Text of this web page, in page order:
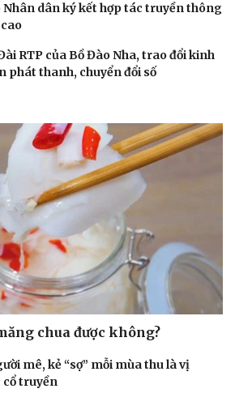
Nhân dân ký kết hợp tác truyền thông
RTP của Bồ Đào Nha, trao đổi kinh
phát thanh, chuyển đổi số
chua được không?
mê, kẻ “sợ” mỗi mùa thu là vị
truyền